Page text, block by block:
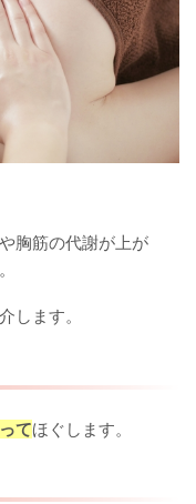
胸筋の代謝が上が
します。
てほぐします。